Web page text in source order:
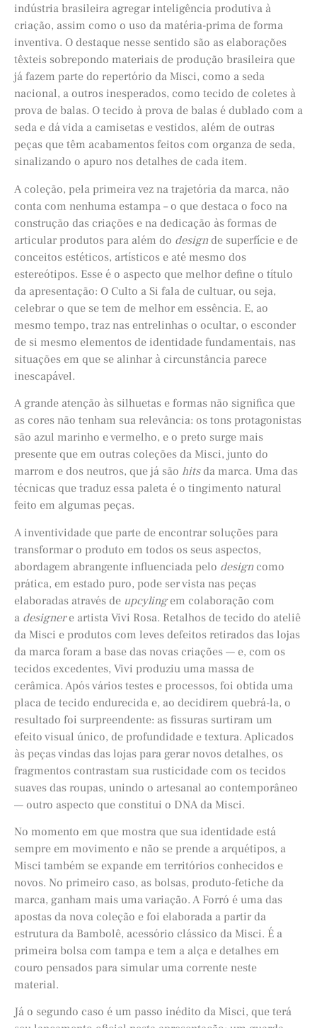
indústria brasileira agregar inteligência produtiva à
criação, assim como o uso da matéria-prima de forma
inventiva. O destaque nesse sentido são as elaborações
têxteis sobrepondo materiais de produção brasileira que
já fazem parte do repertório da Misci, como a seda
nacional, a outros inesperados, como tecido de coletes à
prova de balas. O tecido à prova de balas é dublado com a
seda e dá vida a camisetas e vestidos, além de outras
peças que têm acabamentos feitos com organza de seda,
sinalizando o apuro nos detalhes de cada item.
A coleção, pela primeira vez na trajetória da marca, não
conta com nenhuma estampa – o que destaca o foco na
construção das criações e na dedicação às formas de
articular produtos para além do design de superfície e de
conceitos estéticos, artísticos e até mesmo dos
estereótipos. Esse é o aspecto que melhor define o título
da apresentação: O Culto a Si fala de cultuar, ou seja,
celebrar o que se tem de melhor em essência. E, ao
mesmo tempo, traz nas entrelinhas o ocultar, o esconder
de si mesmo elementos de identidade fundamentais, nas
situações em que se alinhar à circunstância parece
inescapável.
A grande atenção às silhuetas e formas não significa que
as cores não tenham sua relevância: os tons protagonistas
são azul marinho e vermelho, e o preto surge mais
presente que em outras coleções da Misci, junto do
marrom e dos neutros, que já são hitsda marca. Uma das
técnicas que traduz essa paleta é o tingimento natural
feito em algumas peças.
A inventividade que parte de encontrar soluções para
transformar o produto em todos os seus aspectos,
abordagem abrangente influenciada pelo design como
prática, em estado puro, pode ser vista nas peças
elaboradas através de upcylingem colaboração com
a designere artista Vivi Rosa. Retalhos de tecido do ateliê
da Misci e produtos com leves defeitos retirados das lojas
da marca foram a base das novas criações — e, com os
tecidos excedentes, Vivi produziu uma massa de
cerâmica. Após vários testes e processos, foi obtida uma
placa de tecido endurecida e, ao decidirem quebrá-la, o
resultado foi surpreendente: as fissuras surtiram um
efeito visual único, de profundidade e textura. Aplicados
às peças vindas das lojas para gerar novos detalhes, os
fragmentos contrastam sua rusticidade com os tecidos
suaves das roupas, unindo o artesanal ao contemporâneo
— outro aspecto que constitui o DNA da Misci.
No momento em que mostra que sua identidade está
sempre em movimento e não se prende a arquétipos, a
Misci também se expande em territórios conhecidos e
novos. No primeiro caso, as bolsas, produto-fetiche da
marca, ganham mais uma variação. A Forró é uma das
apostas da nova coleção e foi elaborada a partir da
estrutura da Bambolê, acessório clássico da Misci. É a
primeira bolsa com tampa e tem a alça e detalhes em
couro pensados para simular uma corrente neste
material.
Já o segundo caso é um passo inédito da Misci, que terá